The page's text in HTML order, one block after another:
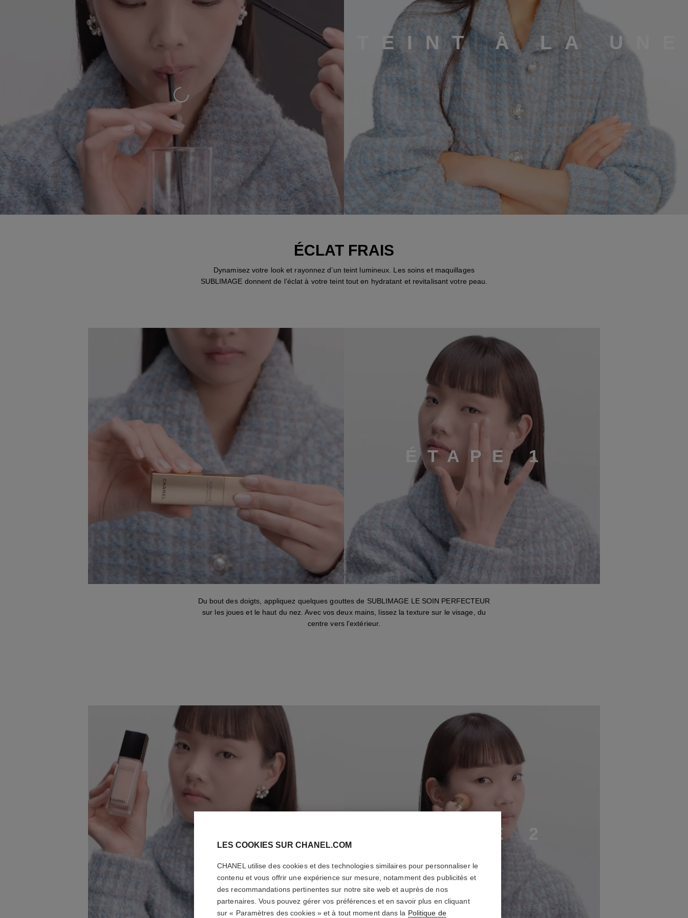
Chargement en cours
TEINT À LA UNE
ÉCLAT FRAIS
Dynamisez votre look et rayonnez d’un teint lumineux. Les soins et maquillages
SUBLIMAGE donnent de l’éclat à votre teint tout en hydratant et revitalisant votre peau.
É TA P E 1
Du bout des doigts, appliquez quelques gouttes de SUBLIMAGE LE SOIN PERFECTEUR
sur les joues et le haut du nez. Avec vos deux mains, lissez la texture sur le visage, du
centre vers l’extérieur.
E
LES COOKIES SUR CHANEL.COM
CHANEL utilise des cookies et des technologies similaires pour personnaliser le
contenu et vous offrir une expérience sur mesure, notamment des publicités et
des recommandations pertinentes sur notre site web et auprès de nos
partenaires. Vous pouvez gérer vos préférences et en savoir plus en cliquant
sur « Paramètres des cookies » et à tout moment dans la Politique de